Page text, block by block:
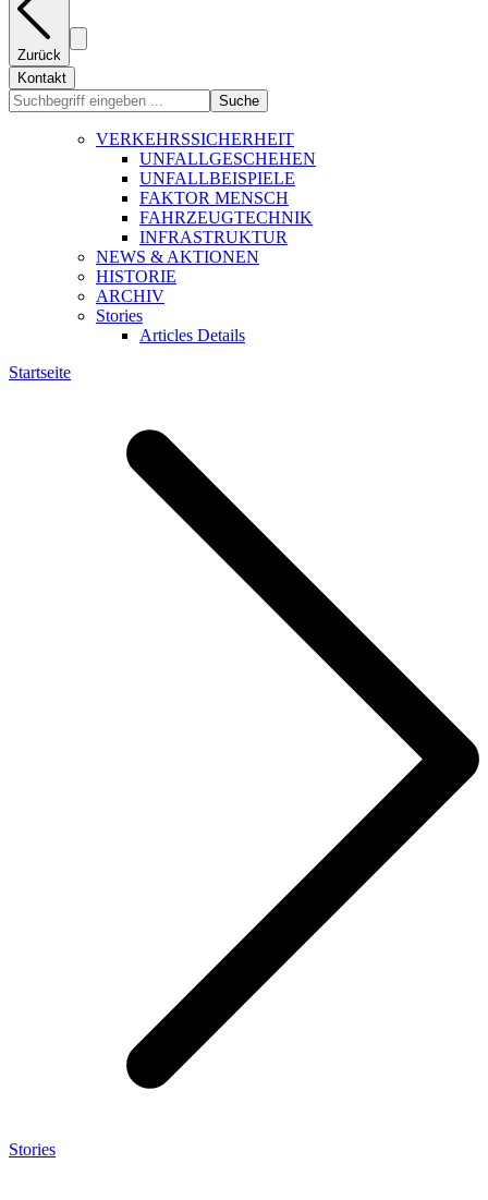
Zurück
Kontakt
Suche
VERKEHRSSICHERHEIT
UNFALLGESCHEHEN
UNFALLBEISPIELE
FAKTOR MENSCH
FAHRZEUGTECHNIK
INFRASTRUKTUR
NEWS & AKTIONEN
HISTORIE
ARCHIV
Stories
Articles Details
Startseite
Stories